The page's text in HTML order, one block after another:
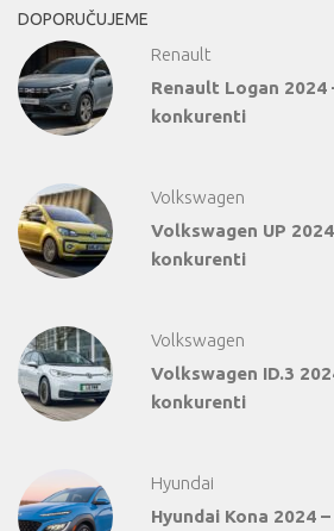
DOPORUČUJEME
Renault
Renault Logan 2024
konkurenti
Volkswagen
Volkswagen UP
konkurenti
Volkswagen
Volkswagen ID.3
konkurenti
Hyundai
Hyundai Kona 2024